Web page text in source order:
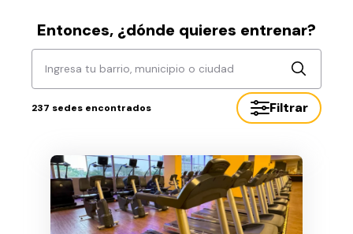
Entonces, ¿dónde quieres entrenar?
Ingresa tu barrio, municipio o ciudad
237 sedes encontrados Filtrar